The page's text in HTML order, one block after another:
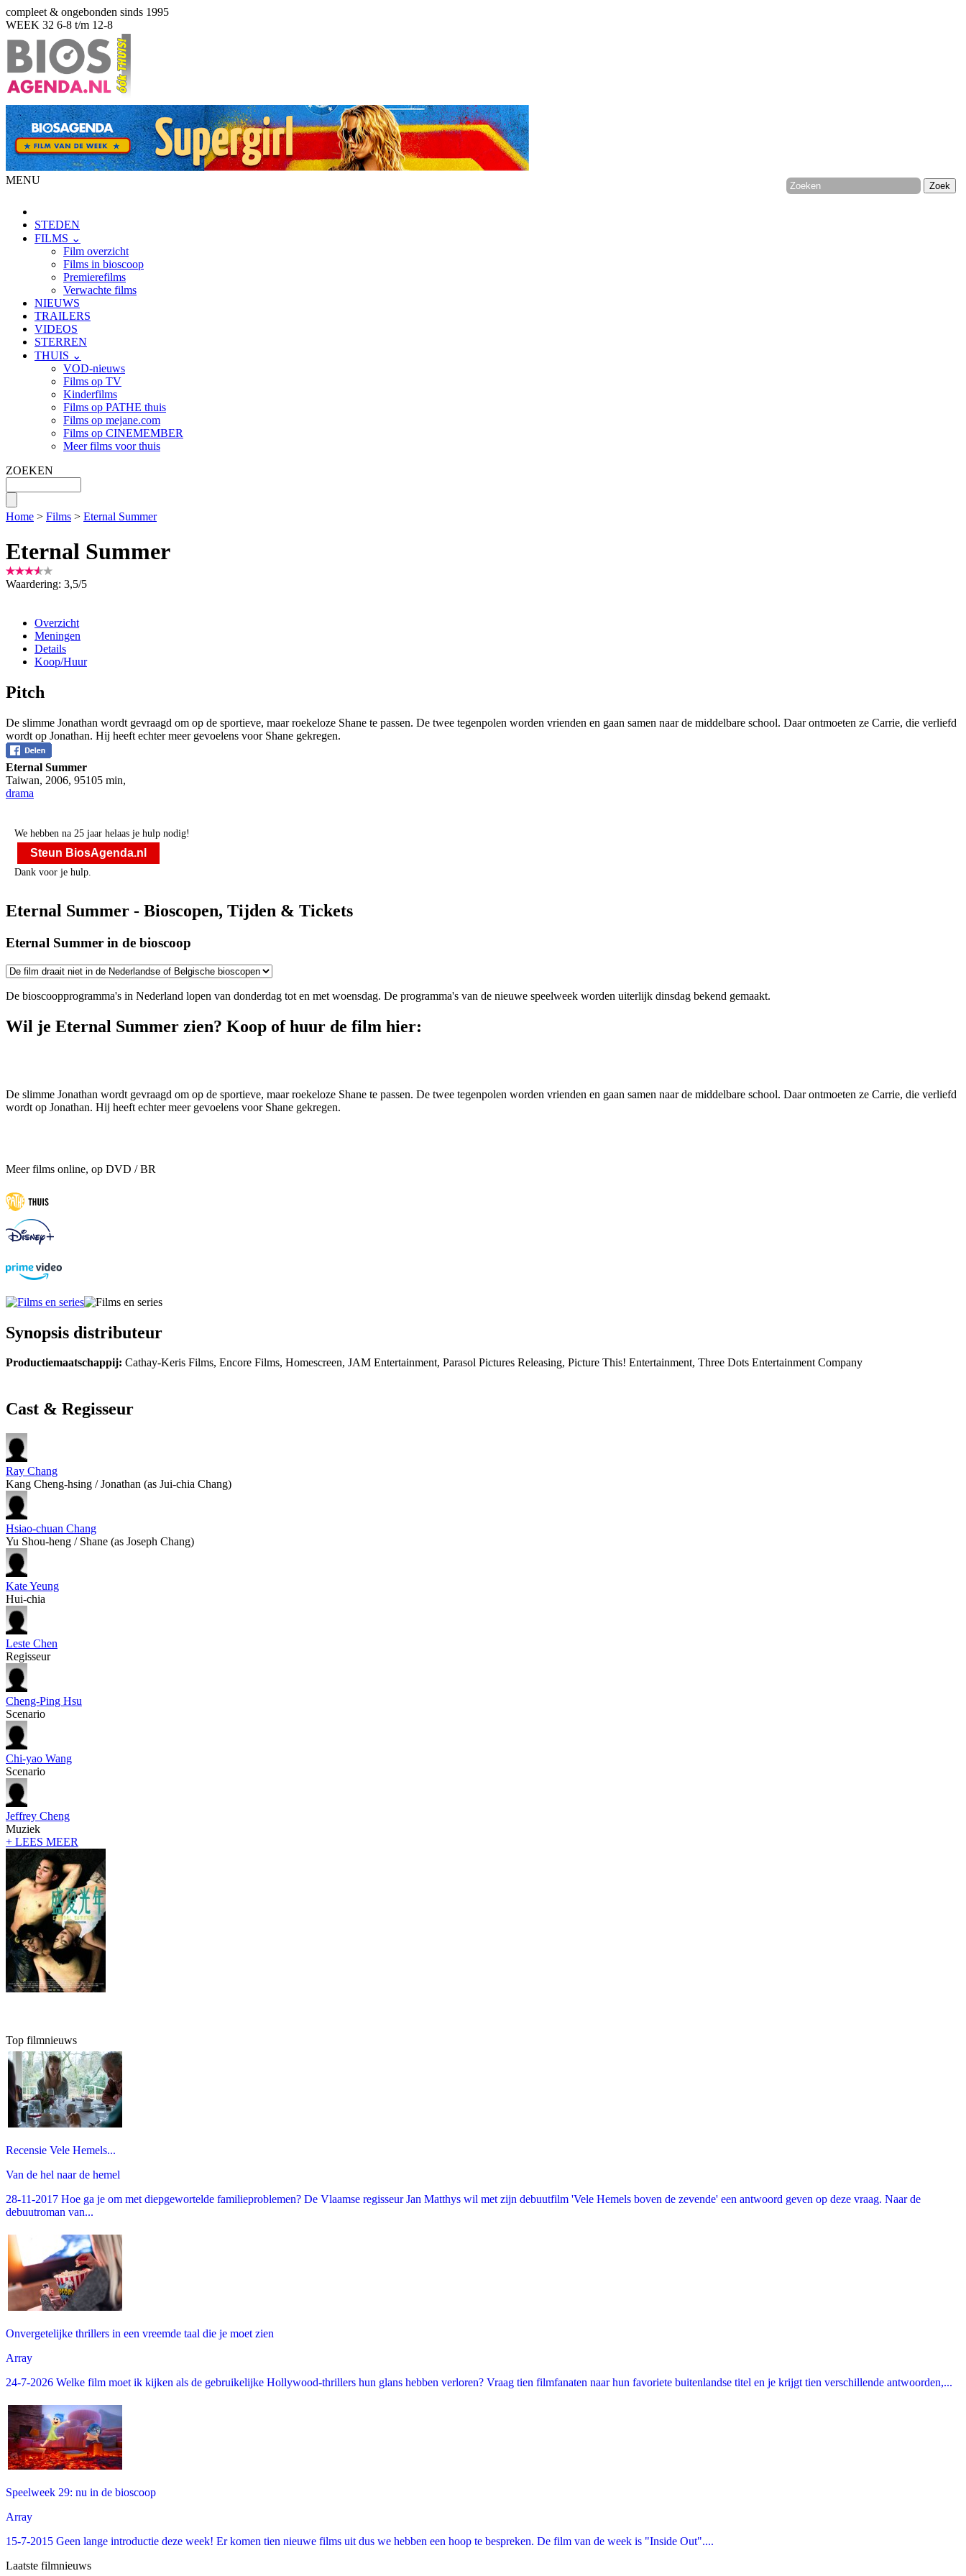
compleet & ongebonden sinds 1995
WEEK 32 6-8 t/m 12-8
MENU
STEDEN
FILMS ⌄
Film overzicht
Films in bioscoop
Premierefilms
Verwachte films
NIEUWS
TRAILERS
VIDEOS
STERREN
THUIS ⌄
VOD-nieuws
Films op TV
Kinderfilms
Films op PATHE thuis
Films op mejane.com
Films op CINEMEMBER
Meer films voor thuis
ZOEKEN
Home > Films > Eternal Summer
Eternal Summer
Waardering: 3,5/5
Overzicht
Meningen
Details
Koop/Huur
Pitch
De slimme Jonathan wordt gevraagd om op de sportieve, maar roekeloze Shane te passen. De twee tegenpolen worden vrienden en gaan samen naar de middelbare school. Daar ontmoeten ze Carrie, die verliefd
wordt op Jonathan. Hij heeft echter meer gevoelens voor Shane gekregen.
Eternal Summer
Taiwan, 2006, 95105 min,
drama
We hebben na 25 jaar helaas je hulp nodig!
Steun BiosAgenda.nl
Dank voor je hulp.
Eternal Summer - Bioscopen, Tijden & Tickets
Eternal Summer in de bioscoop
De bioscoopprogramma's in Nederland lopen van donderdag tot en met woensdag. De programma's van de nieuwe speelweek worden uiterlijk dinsdag bekend gemaakt.
Wil je Eternal Summer zien? Koop of huur de film hier:
De slimme Jonathan wordt gevraagd om op de sportieve, maar roekeloze Shane te passen. De twee tegenpolen worden vrienden en gaan samen naar de middelbare school. Daar ontmoeten ze Carrie, die verliefd
wordt op Jonathan. Hij heeft echter meer gevoelens voor Shane gekregen.
Meer films online, op DVD / BR
Synopsis distributeur
Productiemaatschappij: Cathay-Keris Films, Encore Films, Homescreen, JAM Entertainment, Parasol Pictures Releasing, Picture This! Entertainment, Three Dots Entertainment Company
Cast & Regisseur
Ray Chang
Kang Cheng-hsing / Jonathan (as Jui-chia Chang)
Hsiao-chuan Chang
Yu Shou-heng / Shane (as Joseph Chang)
Kate Yeung
Hui-chia
Leste Chen
Regisseur
Cheng-Ping Hsu
Scenario
Chi-yao Wang
Scenario
Jeffrey Cheng
Muziek
+ LEES MEER
Top filmnieuws
Recensie Vele Hemels...
Van de hel naar de hemel
28-11-2017 Hoe ga je om met diepgewortelde familieproblemen? De Vlaamse regisseur Jan Matthys wil met zijn debuutfilm 'Vele Hemels boven de zevende' een antwoord geven op deze vraag. Naar de
debuutroman van...
Onvergetelijke thrillers in een vreemde taal die je moet zien
Array
24-7-2026 Welke film moet ik kijken als de gebruikelijke Hollywood-thrillers hun glans hebben verloren? Vraag tien filmfanaten naar hun favoriete buitenlandse titel en je krijgt tien verschillende antwoorden,...
Speelweek 29: nu in de bioscoop
Array
15-7-2015 Geen lange introductie deze week! Er komen tien nieuwe films uit dus we hebben een hoop te bespreken. De film van de week is "Inside Out"....
Laatste filmnieuws